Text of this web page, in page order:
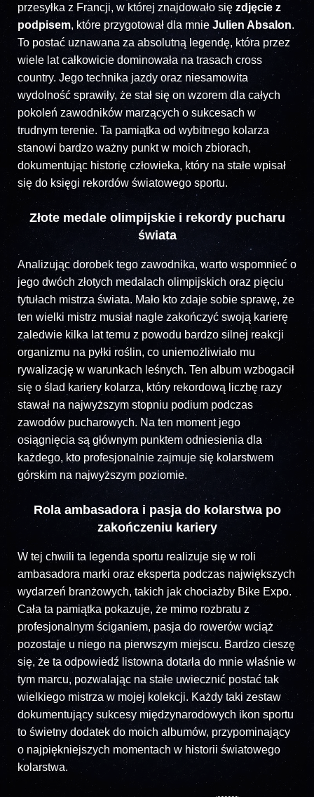
przesyłka z Francji, w której znajdowało się zdjęcie z
podpisem, które przygotował dla mnie Julien Absalon.
To postać uznawana za absolutną legendę, która przez
wiele lat całkowicie dominowała na trasach cross
country. Jego technika jazdy oraz niesamowita
wydolność sprawiły, że stał się on wzorem dla całych
pokoleń zawodników marzących o sukcesach w
trudnym terenie. Ta pamiątka od wybitnego kolarza
stanowi bardzo ważny punkt w moich zbiorach,
dokumentując historię człowieka, który na stałe wpisał
się do księgi rekordów światowego sportu.
Złote medale olimpijskie i rekordy pucharu
świata
Analizując dorobek tego zawodnika, warto wspomnieć o
jego dwóch złotych medalach olimpijskich oraz pięciu
tytułach mistrza świata. Mało kto zdaje sobie sprawę, że
ten wielki mistrz musiał nagle zakończyć swoją karierę
zaledwie kilka lat temu z powodu bardzo silnej reakcji
organizmu na pyłki roślin, co uniemożliwiało mu
rywalizację w warunkach leśnych. Ten album wzbogacił
się o ślad kariery kolarza, który rekordową liczbę razy
stawał na najwyższym stopniu podium podczas
zawodów pucharowych. Na ten moment jego
osiągnięcia są głównym punktem odniesienia dla
każdego, kto profesjonalnie zajmuje się kolarstwem
górskim na najwyższym poziomie.
Rola ambasadora i pasja do kolarstwa po
zakończeniu kariery
W tej chwili ta legenda sportu realizuje się w roli
ambasadora marki oraz eksperta podczas największych
wydarzeń branżowych, takich jak chociażby Bike Expo.
Cała ta pamiątka pokazuje, że mimo rozbratu z
profesjonalnym ściganiem, pasja do rowerów wciąż
pozostaje u niego na pierwszym miejscu. Bardzo cieszę
się, że ta odpowiedź listowna dotarła do mnie właśnie w
tym marcu, pozwalając na stałe uwiecznić postać tak
wielkiego mistrza w mojej kolekcji. Każdy taki zestaw
dokumentujący sukcesy międzynarodowych ikon sportu
to świetny dodatek do moich albumów, przypominający
o najpiękniejszych momentach w historii światowego
kolarstwa.